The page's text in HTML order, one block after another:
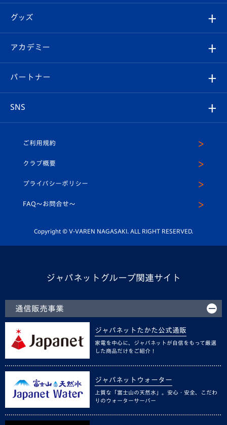
チケット
イベント
メディア
ホームタウン
スタッフプロフィール
マスコット紹介
平和祈念活動
ホームタウン活動
はじめての観戦ガイド
Revive Team
ヴィヴィくんの長崎おもてなしガイド
フォトギャラリー
スタジアムグルメ
チケット
V-LOVERS（ファンクラブ）
プレイヤーズスイート
グッズ
オンラインショップ
店舗情報
アカデミー
育成からのお知らせ
U-18
スクール
パートナー
SNS
ヴィヴィくんインスタグラム
公式LINE＠
ご利用規約
クラブ概要
プライバシーポリシー
FAQ〜お問合せ〜
Copyright © V-VAREN NAGASAKI. ALL RIGHT RESERVED.
ジャパネットグループ関連サイト
通信販売事業
ジャパネットたかた公式通販
家電を中心に、ジャパネットが自信をもって厳選
した商品だけをご紹介！
ジャパネットウォーター
上質な「富士山の天然水」。安心・安全、こだわ
りのウォーターサーバー